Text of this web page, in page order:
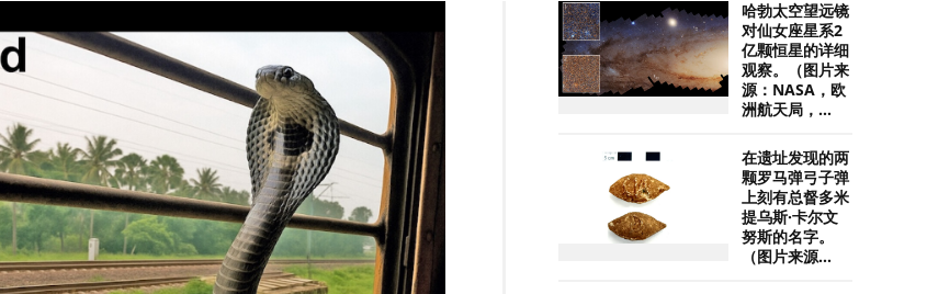
哈勃太空望远镜
对仙女座星系2
亿颗恒星的详细
观察。（图片来
源：NASA，欧
洲航天局，...
在遗址发现的两
颗罗马弹弓子弹
上刻有总督多米
提乌斯·卡尔文
努斯的名字。
（图片来源...